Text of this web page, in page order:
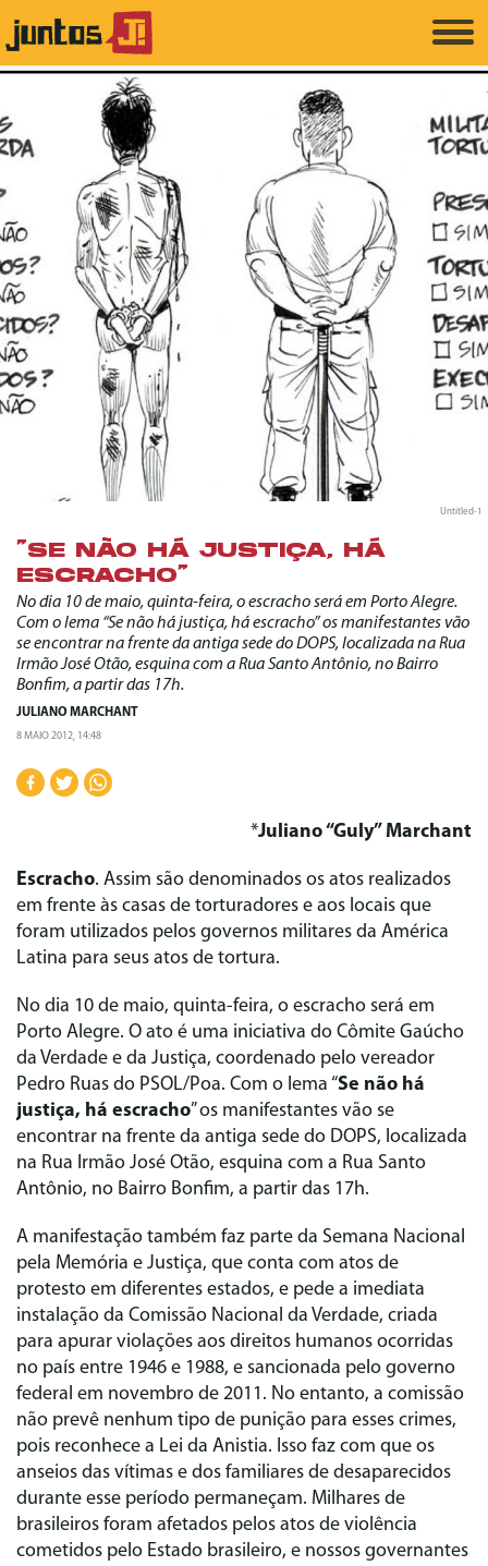
Untitled-1
“SE NÃO HÁ JUSTIÇA, HÁ
ESCRACHO”
No dia 10 de maio, quinta-feira, o escracho será em Porto Alegre.
Com o lema “Se não há justiça, há escracho” os manifestantes vão
se encontrar na frente da antiga sede do DOPS, localizada na Rua
Irmão José Otão, esquina com a Rua Santo Antônio, no Bairro
Bonfim, a partir das 17h.
JULIANO MARCHANT
8 MAIO 2012, 14:48
*Juliano “Guly” Marchant
Escracho. Assim são denominados os atos realizados
em frente às casas de torturadores e aos locais que
foram utilizados pelos governos militares da América
Latina para seus atos de tortura.
No dia 10 de maio, quinta-feira, o escracho será em
Porto Alegre. O ato é uma iniciativa do Cômite Gaúcho
da Verdade e da Justiça, coordenado pelo vereador
Pedro Ruas do PSOL/Poa. Com o lema “Se não há
justiça, há escracho” os manifestantes vão se
encontrar na frente da antiga sede do DOPS, localizada
na Rua Irmão José Otão, esquina com a Rua Santo
Antônio, no Bairro Bonfim, a partir das 17h.
A manifestação também faz parte da Semana Nacional
pela Memória e Justiça, que conta com atos de
protesto em diferentes estados, e pede a imediata
instalação da Comissão Nacional da Verdade, criada
para apurar violações aos direitos humanos ocorridas
no país entre 1946 e 1988, e sancionada pelo governo
federal em novembro de 2011. No entanto, a comissão
não prevê nenhum tipo de punição para esses crimes,
pois reconhece a Lei da Anistia. Isso faz com que os
anseios das vítimas e dos familiares de desaparecidos
durante esse período permaneçam. Milhares de
brasileiros foram afetados pelos atos de violência
cometidos pelo Estado brasileiro, e nossos governantes